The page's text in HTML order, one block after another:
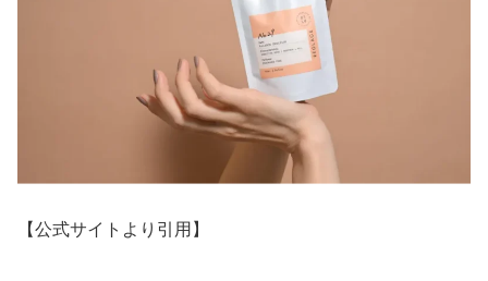
【公式サイトより引用】